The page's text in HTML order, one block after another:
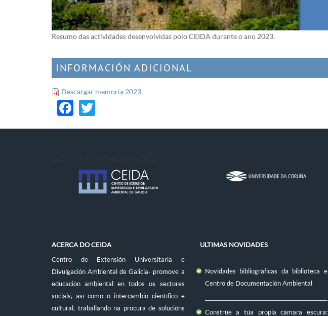
Resumo das actividades desenvolvidas polo CEIDA durante o ano 2023.
INFORMACIÓN ADICIONAL
Descargar memoria 2023
Facebook
ACERCA DO CEIDA
Centro de Extensión Universitaria e
Divulgación Ambiental de Galicia- promove a
educación ambiental en todos os sectores
sociais, así como o intercambio científico e
cultural, traballando na procura de solucións
ULTIMAS NOVIDADES
Novidades bibliográficas da biblioteca e
Centro de Documentación Ambiental
Constrúe a túa propia cámara escura: